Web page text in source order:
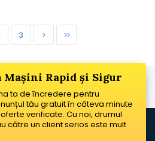
3 > >>
Mașini Rapid și Sigur
ta de încredere pentru
tău gratuit în câteva minute
verificate. Cu noi, drumul
către un client serios este mult